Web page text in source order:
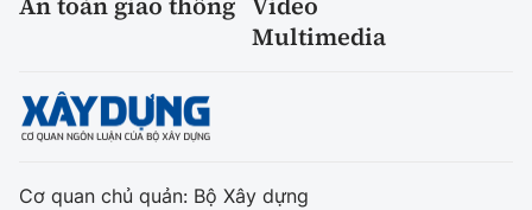
Multimedia
Cơ quan chủ quản: Bộ Xây dựng